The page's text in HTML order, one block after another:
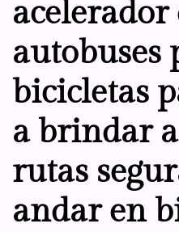
acelerador
autobuses
bicicletas
a brindar
rutas
andar en